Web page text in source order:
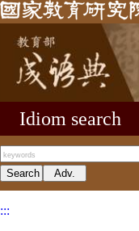
Idiom search
:::